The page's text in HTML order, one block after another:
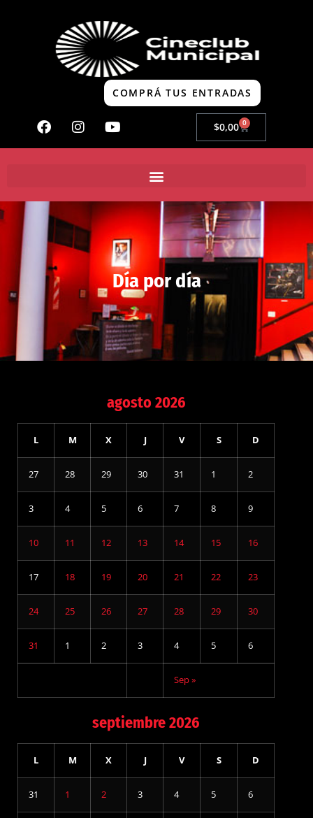
COMPRÁ TUS ENTRADAS
$0,00 0
Día por día
agosto 2026
Sep »
L M X J V S D
27 28 29 30 31 1 2
3 4 5 6 7 8 9
10 11 12 13 14 15 16
17 18 19 20 21 22 23
24 25 26 27 28 29 30
31 1 2 3 4 5 6
septiembre 2026
L M X J V S D
31 1 2 3 4 5 6